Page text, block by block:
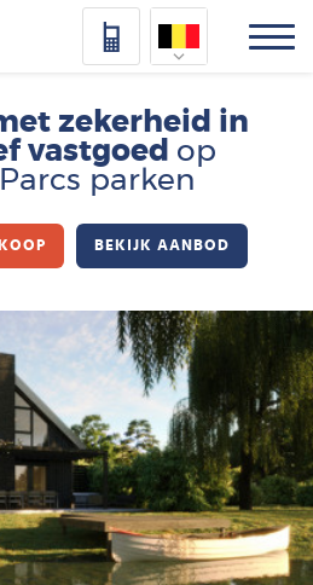
Deutsch
Vlaams
zekerheid in
vastgoed op
parken
BEKIJK AANBOD